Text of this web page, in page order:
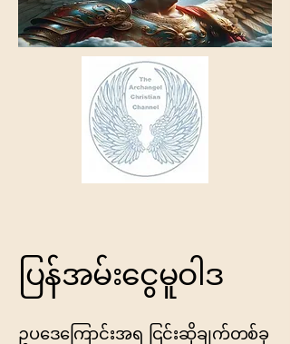
ပြန်အမ်းငွေမူဝါဒ
ဥပဒေကြောင်းအရ ငြင်းဆိုချက်တစ်ခု